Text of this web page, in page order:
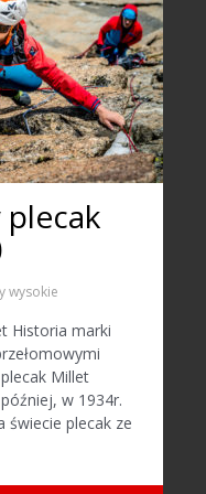
wysokie
Historia marki
Millet
w 1934r.
świecie plecak ze